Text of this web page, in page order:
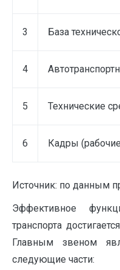
3 База
4
5 Технические
6 Кадры
Источник: по данным
Эффективное
транспорта
Главным звеном
следующие части: